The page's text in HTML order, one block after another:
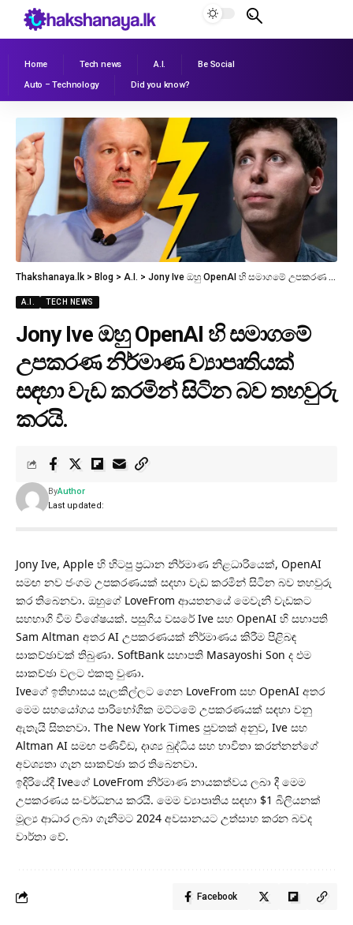
Home Tech news A.I.
Be Social
Auto – Technology
Did you know?
Thakshanaya.lk > Blog > A.I. > Jony Ive ඔහු OpenAI හි සමාගමේ උපකරණ නිර්මාණ ව්‍යාපෘතියක් සඳහා වැඩ කරමින් සිටින බව තහවුරු කරයි.
A.I. TECH NEWS
Jony Ive ඔහු OpenAI හි සමාගමේ
උපකරණ නිර්මාණ ව්‍යාපෘතියක්
සඳහා වැඩ කරමින් සිටින බව තහවුරු
කරයි.
Last updated:
ByAuthor
Jony Ive, Apple හි හිටපු ප්‍රධාන නිර්මාණ නිළධාරියෙක්, OpenAI
සමඟ නව ජංගම උපකරණයක් සදහා වැඩ කරමින් සිටින බව තහවුරු
කර තිබෙනවා. ඔහුගේ LoveFrom ආයතනයේ මෙවැනි වැඩකට
සහභාගි වීම විශේෂයක්. පසුගිය වසරේ Ive සහ OpenAI හි සභාපති
Sam Altman අතර AI උපකරණයක් නිර්මාණය කිරීම පිළිබඳ
සාකච්ඡාවක් තිබුණා. SoftBank සභාපති Masayoshi Son ද එම
සාකච්ඡා වලට එකතු වුණා.
Iveගේ ඉතිහාසය සැලකිල්ලට ගෙන LoveFrom සහ OpenAI අතර
මෙම සහයෝගය පාරිභෝගික මට්ටමේ උපකරණයක් සඳහා වනු
ඇතැයි සිතනවා. The New York Times පුවතක් අනුව, Ive සහ
Altman AI සමඟ පණිවිඩ, දෘශ්‍ය බුද්ධිය සහ භාවිතා කරන්නන්ගේ
අවශ්‍යතා ගැන සාකච්ඡා කර තිබෙනවා.
ඉදිරියේදී Iveගේ LoveFrom නිර්මාණ නායකත්වය ලබා දී මෙම
උපකරණය සංවර්ධනය කරයි. මෙම ව්‍යාපෘතිය සඳහා $1 බිලියනක්
මූල්‍ය ආධාර ලබා ගැනීමට 2024 අවසානයට උත්සාහ කරන බවද
වාර්තා වේ.
Facebook